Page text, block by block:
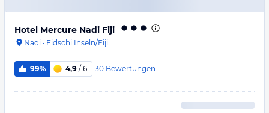
Hotel Mercure Nadi Fiji
Nadi · Fidschi Inseln/Fiji
99% 4,9 / 6 30 Bewertungen